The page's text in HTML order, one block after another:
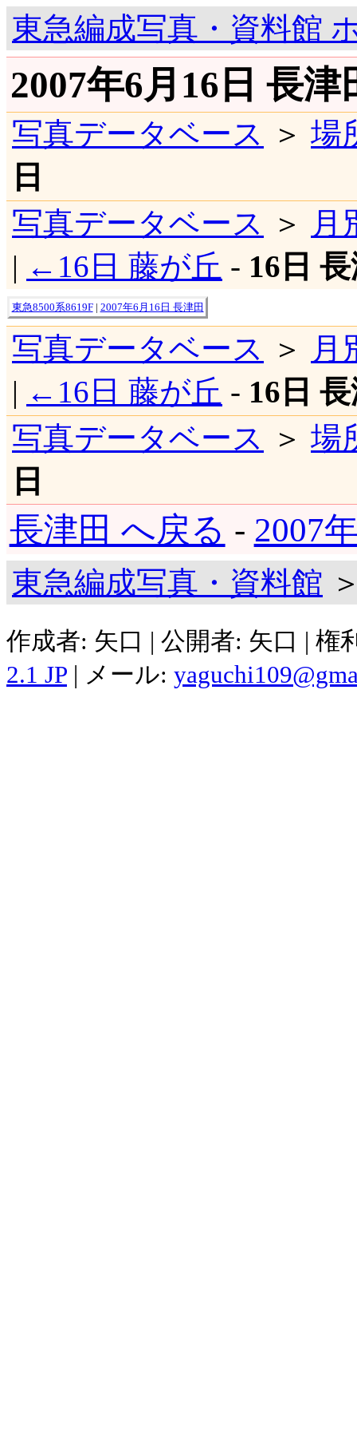
東急編成写真・資料館
2007年6月16日 長津
写真データベース ＞ 場
日
写真データベース
＞
月
| ←16日 藤が丘 - 16日
東急8500系8619F| 2007年6月16日 長津田
写真データベース ＞
月
| ←16日 藤が丘 - 16日
写真データベース
＞ 場
日
長津田 へ戻る - 2007
東急編成写真・資料館
作成者: 矢口 | 公開者: 矢口 |
2.1 JP | メール: